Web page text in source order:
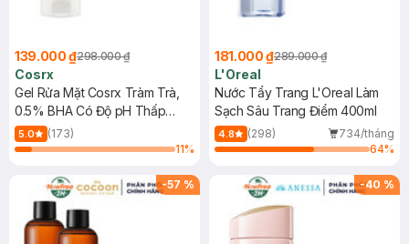
139.000 ₫298.000 ₫
Cosrx
Gel Rửa Mặt Cosrx Tràm Trà,
0.5% BHA Có Độ pH Thấp
150ml
5.0
(173)
11%
181.000 ₫289.000 ₫
L'Oreal
Nước Tẩy Trang L'Oreal Làm
Sạch Sâu Trang Điểm 400ml
4.8 (298)
734/tháng
64%
-57 % -40 %